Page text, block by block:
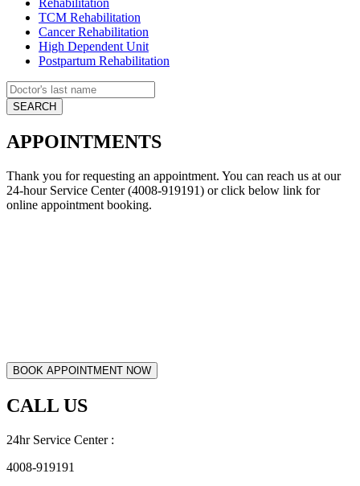
Rehabilitation
TCM Rehabilitation
Cancer Rehabilitation
High Dependent Unit
Postpartum Rehabilitation
APPOINTMENTS
Thank you for requesting an appointment. You can reach us at our
24-hour Service Center (4008-919191) or click below link for
online appointment booking.
CALL US
24hr Service Center :
4008-919191